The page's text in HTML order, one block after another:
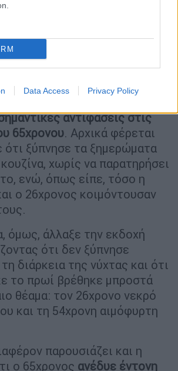
Data Access Privacy Policy
αντιφάσεις στις
65χρονου. Αρχικά φέρεται
ότι ξύπνησε τα ξημερώματα
χωρίς να παρατηρήσει
ενώ, όπως είπε, τόσο η
ο 26χρονος κοιμόντουσαν
όμως, άλλαξε την εκδοχή
ότι δεν ξύπνησε
διάρκεια της νύχτας και ότι
το πρωί βρέθηκε μπροστά
θέαμα: τον 26χρονο νεκρό
και τη 54χρονη αιμόφυρτη
παρουσιάζει και η
ο 65χρονος ανέδυε έντονη